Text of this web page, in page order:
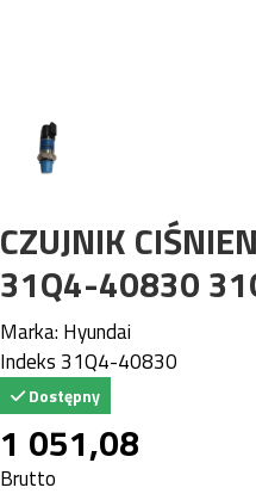
CZUJNIK
31Q4-40830
Marka: Hyundai
Indeks 31Q4-40830
Dostępny
1 051,08
Brutto